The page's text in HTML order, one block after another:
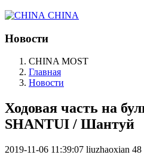
CHINA
Новости
CHINA MOST
Главная
Новости
Ходовая часть на
SHANTUI / Шантуй
2019-11-06 11:39:07 liuzhaoxian 48